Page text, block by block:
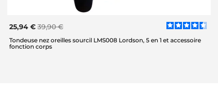
25,94 € 39,90 €
Tondeuse nez oreilles sourcil LMS008 Lordson, 5 en 1 et accessoire
fonction corps